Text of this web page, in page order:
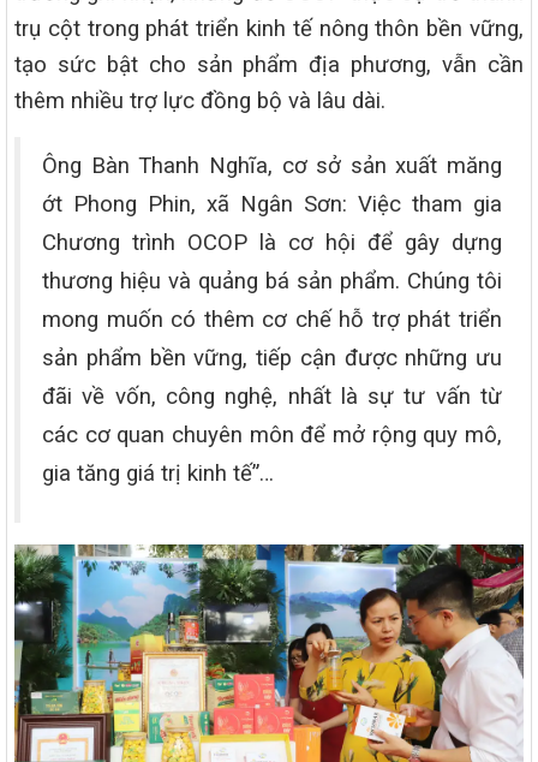
trụ cột trong phát triển kinh tế nông thôn bền vững,
tạo sức bật cho sản phẩm địa phương, vẫn cần
thêm nhiều trợ lực đồng bộ và lâu dài.
Ông Bàn Thanh Nghĩa, cơ sở sản xuất măng
ớt Phong Phin, xã Ngân Sơn: Việc tham gia
Chương trình OCOP là cơ hội để gây dựng
thương hiệu và quảng bá sản phẩm. Chúng tôi
mong muốn có thêm cơ chế hỗ trợ phát triển
sản phẩm bền vững, tiếp cận được những ưu
đãi về vốn, công nghệ, nhất là sự tư vấn từ
các cơ quan chuyên môn để mở rộng quy mô,
gia tăng giá trị kinh tế”…